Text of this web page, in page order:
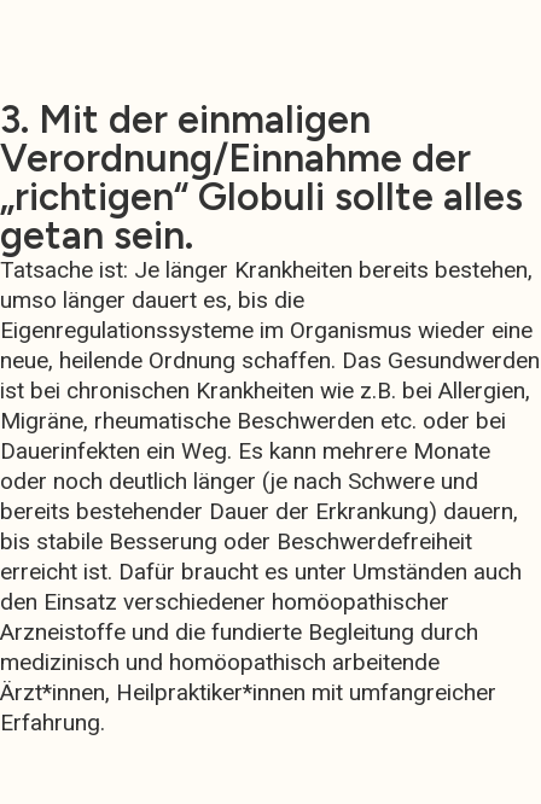
3. Mit der einmaligen
Verordnung/Einnahme der
„richtigen“ Globuli sollte alles
getan sein.
Tatsache ist: Je länger Krankheiten bereits bestehen,
umso länger dauert es, bis die
Eigenregulationssysteme im Organismus wieder eine
neue, heilende Ordnung schaffen. Das Gesundwerden
ist bei chronischen Krankheiten wie z.B. bei Allergien,
Migräne, rheumatische Beschwerden etc. oder bei
Dauerinfekten ein Weg. Es kann mehrere Monate
oder noch deutlich länger (je nach Schwere und
bereits bestehender Dauer der Erkrankung) dauern,
bis stabile Besserung oder Beschwerdefreiheit
erreicht ist. Dafür braucht es unter Umständen auch
den Einsatz verschiedener homöopathischer
Arzneistoffe und die fundierte Begleitung durch
medizinisch und homöopathisch arbeitende
Ärzt*innen, Heilpraktiker*innen mit umfangreicher
Erfahrung.